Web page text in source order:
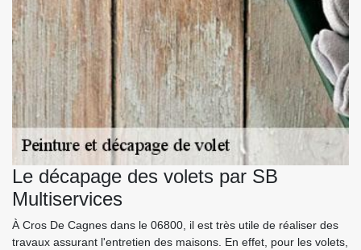
Le décapage des volets par SB
Multiservices
À Cros De Cagnes dans le 06800, il est très utile de réaliser des
travaux assurant l'entretien des maisons. En effet, pour les volets,